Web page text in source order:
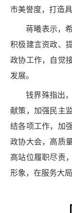
市美誉度，打造
蒋曦表示，
积极建言资政、
政协工作，自觉
发展。
钱界殊指出
献策，加强民主
结各项工作，加
政协大会，高质
高站位履职尽责
形象，在服务大